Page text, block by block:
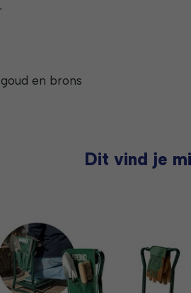
en brons
Dit vind je